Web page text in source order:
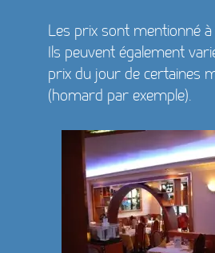
Les prix sont mentionné
Ils peuvent également
prix du jour de certaines
(homard par exemple).